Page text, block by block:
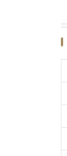
:::